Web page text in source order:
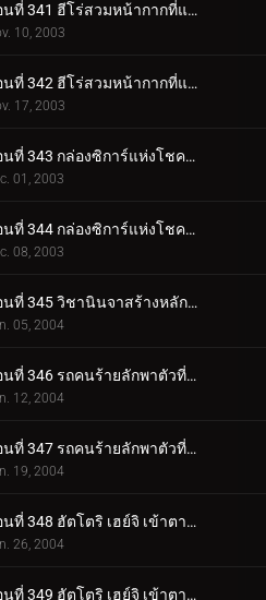
ตอนที่ 341 ฮีโร่สวมหน้ากากที่แสนโสมม (ตอนแรก)
10, 2003
ตอนที่ 342 ฮีโร่สวมหน้ากากที่แสนโสมม (ตอนจบ)
17, 2003
ตอนที่ 343 กล่องซิการ์แห่งโชคลาภ (ตอนแรก)
01, 2003
ตอนที่ 344 กล่องซิการ์แห่งโชคลาภ (ตอนจบ)
08, 2003
ตอนที่ 345 วิชานินจาสร้างหลักฐานที่อยู่
05, 2004
ตอนที่ 346 รถคนร้ายลักพาตัวที่หายไป (ตอนแรก)
12, 2004
ตอนที่ 347 รถคนร้ายลักพาตัวที่หายไป (ตอนจบ)
19, 2004
ตอนที่ 348 ฮัตโตริ เฮย์จิ เข้าตาจน! (ตอนแรก)
26, 2004
ตอนที่ 349 ฮัตโตริ เฮย์จิ เข้าตาจน! (ตอนจบ)